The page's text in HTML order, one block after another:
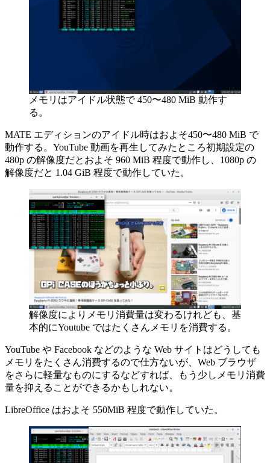
メモリはアイドル状態で 450〜480 MiB 動作す
る。
MATE エディションのアイドル時はおよそ450〜480 MiB で
動作する。YouTube 動画を再生してみたところ初期設定の
480p の解像度だとおよそ 960 MiB 程度で動作し、1080p の
解像度だと 1.04 GiB 程度で動作していた。
解像度によりメモリ消費量は変わるけれども、基
本的にYoutube ではたくさんメモリを消費する。
YouTube や Facebook などのような Web サイトはどうしても
メモリをたくさん消費するので仕方ないが、Web ブラウザ
をさらに軽量なものにするなどすれば、もう少しメモリ消費
量を抑えることができるかもしれない。
LibreOffice はおよそ 550MiB 程度で動作していた。